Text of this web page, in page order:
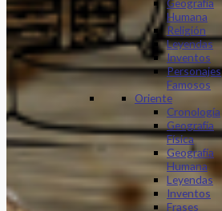
Humana
Religión
Leyendas
Inventos
Personajes
Famosos
Oriente
Cronología
Geografía
Física
Geografía
Humana
Leyendas
Inventos
Frases